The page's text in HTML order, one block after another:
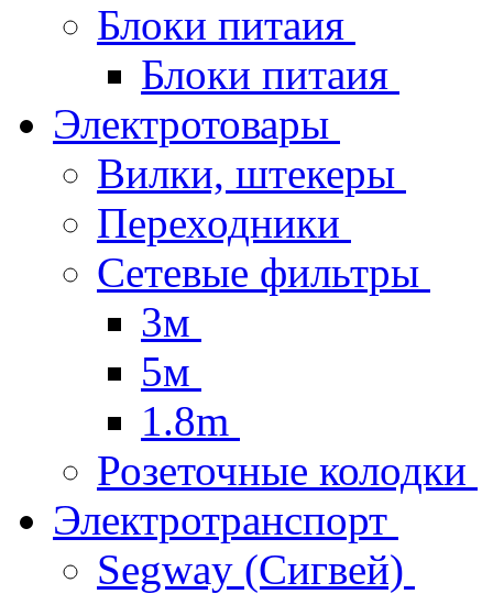
Блоки питаия
Блоки питаия
Электротовары
Вилки, штекеры
Переходники
Сетевые фильтры
3м
5м
1.8m
Розеточные колодки
Электротранспорт
Segway (Сигвей)